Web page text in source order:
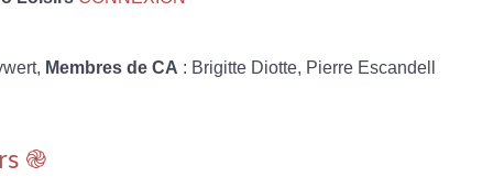
Membres de CA : Brigitte Diotte, Pierre Escandell
֎